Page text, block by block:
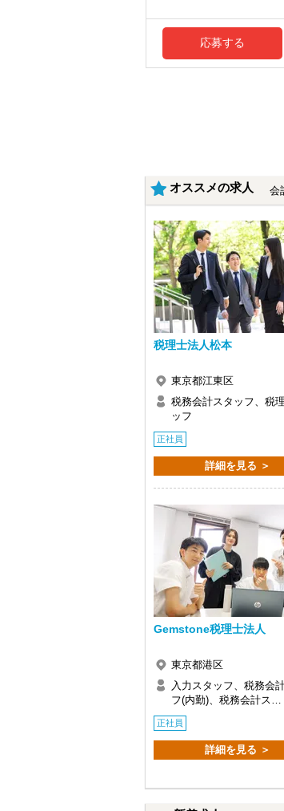
・男性の育休取得率100％
・テレワーク導入済み
・全席デュアルモニタ完備
＜成長中の税理士法人＞
・全国14拠点で事業展開
・従業員240名以上に拡大
・会計・税務・財務・労
・専門家が在籍しワンス
＜学びを後押し＞
・書籍購入費／研修費は
・隔月で税法・実務の学
・資格取得を目指す社員
＜募集の背景＞
・組織力強化に向けた採用
＜先輩スタッフの声＞
Q. 当事務所を選んだ理由
A. 幅広い業務を経験でき
Q. 実際に働いてみてどう
A. さまざまな業務を任せ
Q. 職場の雰囲気は？
A. 上司や先輩に相談し
＜求める人材＞
・税務経験を活かして成
・キャリアアップ志向の
・主体的に業務を進めら
・顧客対応や提案業務に
・資産税など専門性を高
＜まずはカジュアル面談へ
・事前に気軽な面談を実
・仕事内容やキャリアを
・納得後に選考へ進めます
・入社時期は柔軟に対応
・半年～1年の調整も可能
応募する
オススメの求人 会
税理士法人松本
東京都江東区
税務会計スタッフ、税
ッフ
正社員
詳細を見る ＞
Gemstone税理士法人
東京都港区
入力スタッフ、税務会
フ(内勤)、税務会計ス…
正社員
詳細を見る ＞